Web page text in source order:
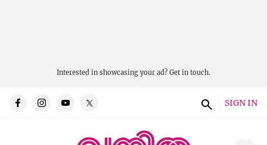
Interested in showcasing your ad? Get in touch.
SIGN IN